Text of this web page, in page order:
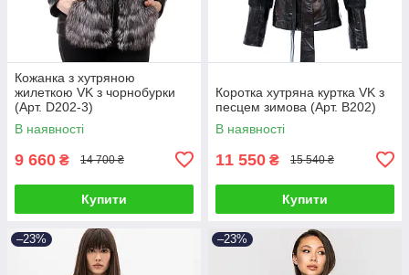
Кожанка з хутряною
жилеткою VK з чорнобурки
(Арт. D202-3)
В наявності
9 660 ₴ 14 700 ₴
Купити
Коротка хутряна куртка VK з
песцем зимова (Арт. B202)
В наявності
11 550 ₴ 15 540 ₴
Купити
–23% –23%